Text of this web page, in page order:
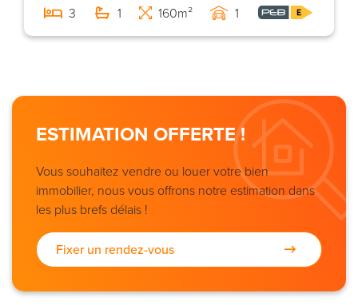
3
1 160m² 1
ESTIMATION OFFERTE !
Vous souhaitez vendre ou louer votre bien
immobilier, nous vous offrons notre estimation dans
les plus brefs délais !
Fixer un rendez-vous